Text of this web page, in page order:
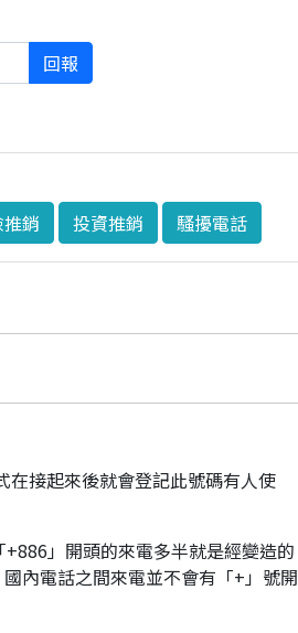
回報
銷 投資推銷
騷擾電話
在接起來後就會登記此號碼有人使
」開頭的來電多半就是經變造的
內電話之間來電並不會有「+」號開